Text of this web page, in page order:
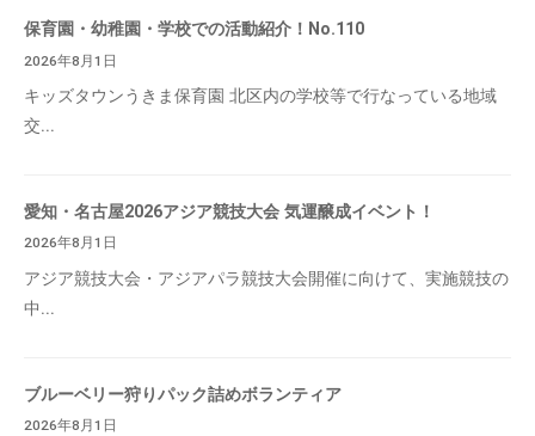
保育園・幼稚園・学校での活動紹介！No.110
2026年8月1日
キッズタウンうきま保育園 北区内の学校等で行なっている地域
交...
愛知・名古屋2026アジア競技大会 気運醸成イベント！
2026年8月1日
アジア競技大会・アジアパラ競技大会開催に向けて、実施競技の
中...
ブルーベリー狩りパック詰めボランティア
2026年8月1日